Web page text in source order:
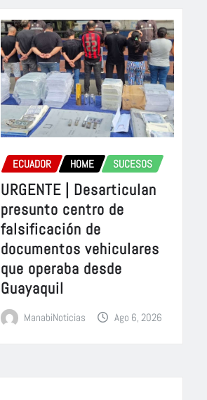
ECUADOR HOME SUCESOS
URGENTE | Desarticulan
presunto centro de
falsificación de
documentos vehiculares
que operaba desde
Guayaquil
ManabiNoticias Ago 6, 2026